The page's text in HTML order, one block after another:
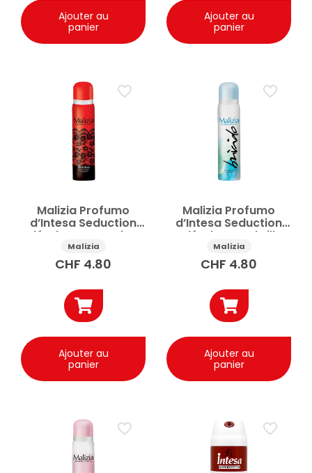
Ajouter au
panier
Ajouter au
panier
Malizia Profumo
d’Intesa Seduction
déodorant Passion
100ml
Malizia
CHF 4.80
Ajouter au
panier
Malizia Profumo
d’Intesa Seduction
déodorant Thrill
100ml
Malizia
CHF 4.80
Ajouter au
panier